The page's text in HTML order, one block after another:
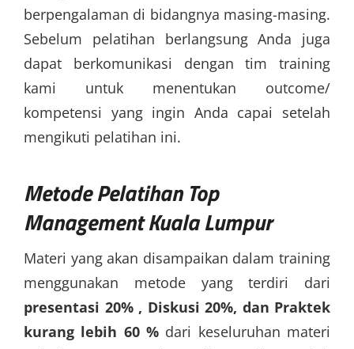
berpengalaman di bidangnya masing-masing.
Sebelum pelatihan berlangsung Anda juga
dapat berkomunikasi dengan tim training
kami untuk menentukan outcome/
kompetensi yang ingin Anda capai setelah
mengikuti pelatihan ini.
MetodePelatihan Top
Management Kuala Lumpur
Materi yang akan disampaikan dalam training
menggunakan metode yang terdiri dari
presentasi 20% , Diskusi 20%, dan Praktek
kurang lebih 60 % dari keseluruhan materi